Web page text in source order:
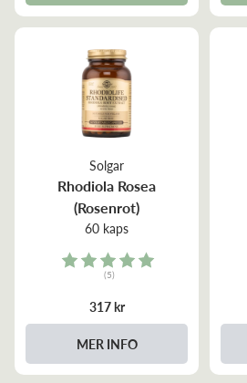
Solgar
Rhodiola Rosea
(Rosenrot)
60 kaps
Rating:
(5)
317 kr
MER INFO